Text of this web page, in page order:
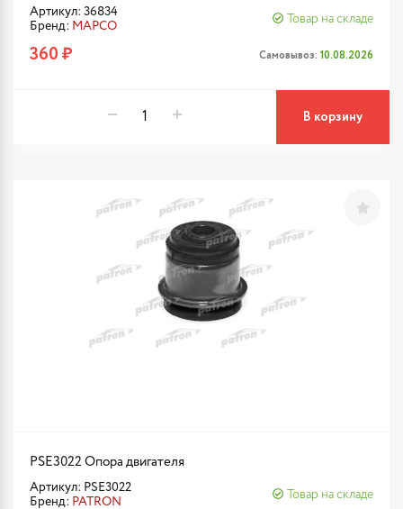
Артикул: 36834
Бренд: MAPCO
Товар на складе
360 ₽ Самовывоз: 10.08.2026
В корзину
PSE3022 Опора двигателя
Артикул: PSE3022
Бренд: PATRON
Товар на складе